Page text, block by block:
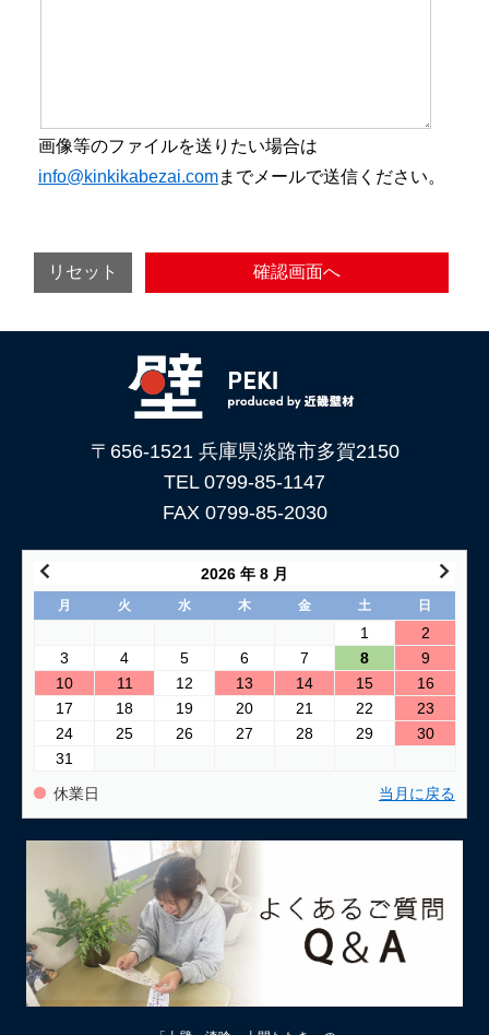
画像等のファイルを送りたい場合は
info@kinkikabezai.comまでメールで送信ください。
〒656-1521 兵庫県淡路市多賀2150
TEL 0799-85-1147
FAX 0799-85-2030
2026 年 8 月
月 火 水 木 金 土 日
1
2
3
4 5 6 7 8
9
10
11 12 13 14 15
16
17
18 19 20 21 22
23
24
25 26 27 28 29
30
31
休業日 当月に戻る